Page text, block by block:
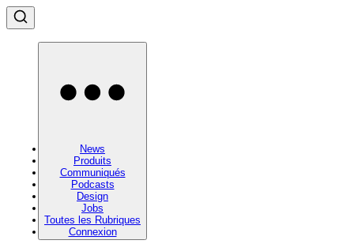
News
Produits
Communiqués
Podcasts
Design
Jobs
Toutes les Rubriques
Connexion